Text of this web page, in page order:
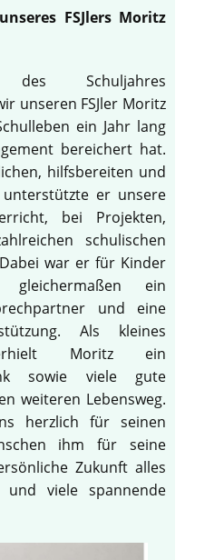
FSJlers Moritz
Schuljahres
unseren FSJler Moritz
ein Jahr lang
bereichert hat.
hilfsbereiten und
er unsere
bei Projekten,
schulischen
war er für Kinder
ein
und eine
Als kleines
Moritz ein
sowie viele gute
weiteren Lebensweg.
herzlich für seinen
ihm für seine
Zukunft alles
viele spannende